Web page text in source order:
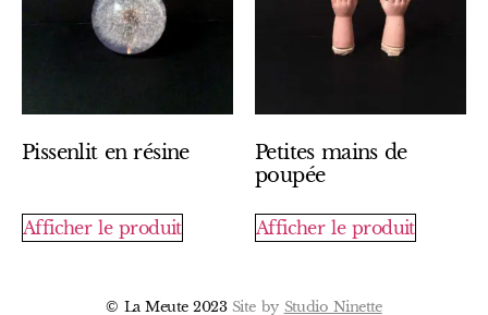
Pissenlit en résine
Afficher le produit
Petites mains de
poupée
Afficher le produit
© La Meute 2023Site by Studio Ninette